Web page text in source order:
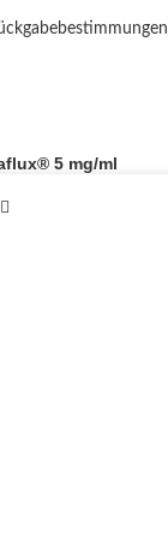
5 mg/ml